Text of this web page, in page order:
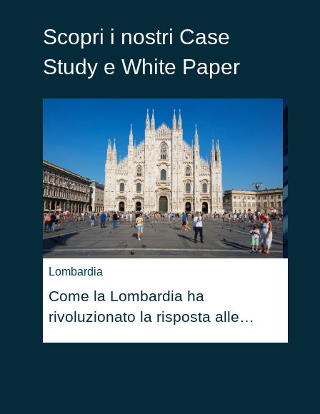
Scopri i nostri Case
Study e White Paper
Lombardia
Come la Lombardia ha
rivoluzionato la risposta alle